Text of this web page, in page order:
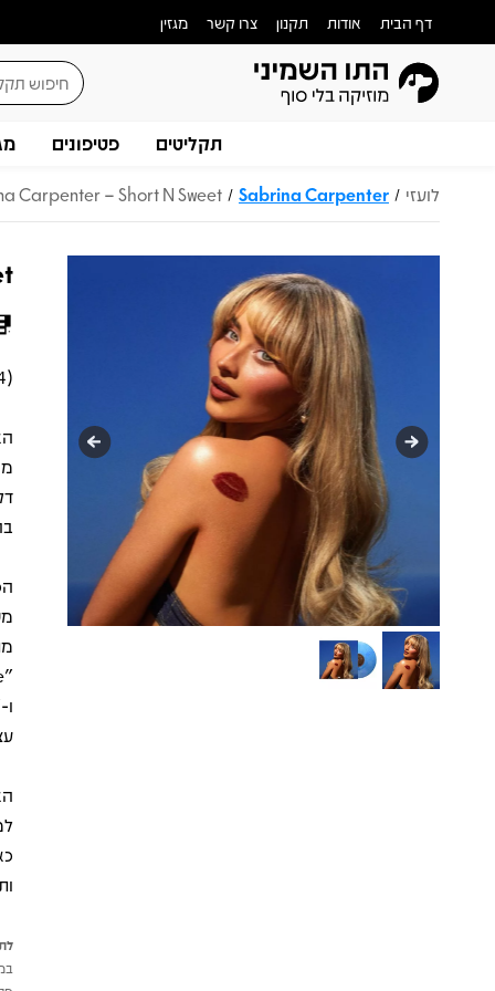
דף הבית אודות תקנון צרו קשר מגזין
תקליטים פטיפונים
לועזי /
Sabrina Carpenter
/
Carpenter – Short N Sweet